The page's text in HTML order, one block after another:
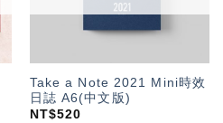
Take a Note 2021 Mini時效
日誌 A6(中文版)
NT$520